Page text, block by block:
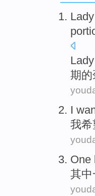
Lady
期的
I
我希
One
其中